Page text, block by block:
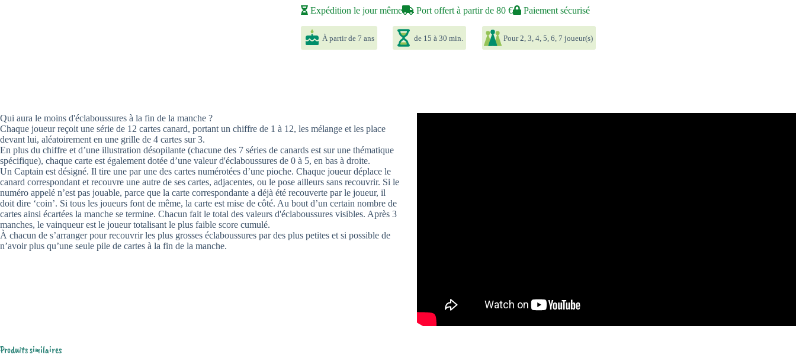
Expédition le jour même Port offert à partir de 80 € Paiement sécurisé
À partir de 7 ans de 15 à 30 min. Pour 2, 3, 4, 5, 6, 7 joueur(s)
Qui aura le moins d'éclaboussures à la fin de la manche ?
Chaque joueur reçoit une série de 12 cartes canard, portant un chiffre de 1 à 12, les mélange et les place
devant lui, aléatoirement en une grille de 4 cartes sur 3.
En plus du chiffre et d’une illustration désopilante (chacune des 7 séries de canards est sur une thématique
spécifique), chaque carte est également dotée d’une valeur d'éclaboussures de 0 à 5, en bas à droite.
Un Captain est désigné. Il tire une par une des cartes numérotées d’une pioche. Chaque joueur déplace le
canard correspondant et recouvre une autre de ses cartes, adjacentes, ou le pose ailleurs sans recouvrir. Si le
numéro appelé n’est pas jouable, parce que la carte correspondante a déjà été recouverte par le joueur, il
doit dire ‘coin’. Si tous les joueurs font de même, la carte est mise de côté. Au bout d’un certain nombre de
cartes ainsi écartées la manche se termine. Chacun fait le total des valeurs d'éclaboussures visibles. Après 3
manches, le vainqueur est le joueur totalisant le plus faible score cumulé.
À chacun de s’arranger pour recouvrir les plus grosses éclaboussures par des plus petites et si possible de
n’avoir plus qu’une seule pile de cartes à la fin de la manche.
Produits similaires